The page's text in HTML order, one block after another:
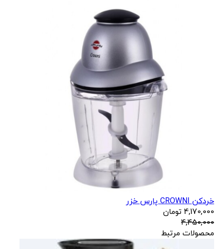
خردکن CROWNI پارس خزر
4,170,000 تومان
4,450,000
محصولات مرتبط